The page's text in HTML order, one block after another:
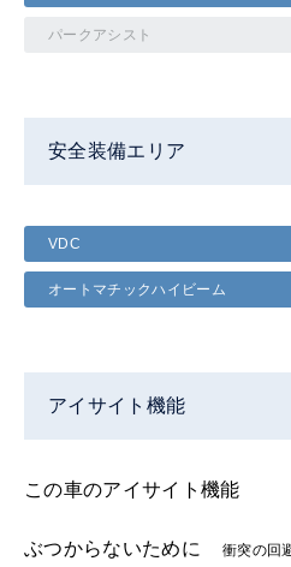
パークアシスト
安全装備エリア
VDC
オートマチックハイビーム
アイサイト機能
この車のアイサイト機能
ぶつからないために 衝突の回